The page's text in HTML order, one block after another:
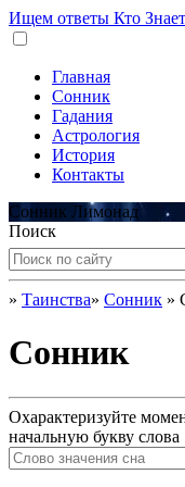
Ищем ответы Кто Знает
Главная
Сонник
Гадания
Астрология
История
Контакты
Сонник Лимонад
Поиск
» Таинства» Сонник »
Сонник
Охарактеризуйте
начальную букву слова